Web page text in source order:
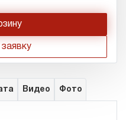
Видео Фото